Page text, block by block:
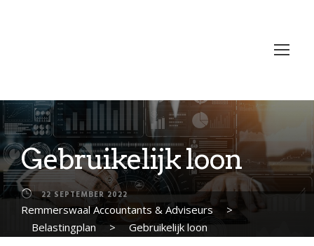
Gebruikelijk loon
22 SEPTEMBER 2022
Remmerswaal Accountants & Adviseurs
>
Belastingplan
> Gebruikelijk loon